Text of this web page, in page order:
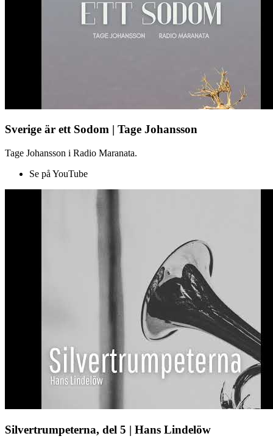
Sverige är ett Sodom | Tage Johansson
Tage Johansson i Radio Maranata.
Se på YouTube
Silvertrumpeterna, del 5 | Hans Lindelöw